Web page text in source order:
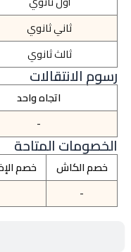
ثاني ثانوي
ثالث ثانوي
رسوم الانتقالات
اتجاه واحد
-
الخصومات المتاحة
خصم الكاش خصم
-